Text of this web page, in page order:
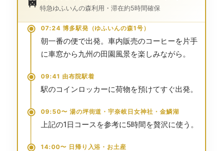
特急ゆふいんの森利用・滞在約5時間確保
07:24 博多駅発（ゆふいんの森1号）
朝一番の便で出発。車内販売のコーヒーを片手
に車窓から九州の田園風景を楽しみながら。
09:41 由布院駅着
駅のコインロッカーに荷物を預けてすぐ出発。
09:50〜 湯の坪街道・宇奈岐日女神社・金鱗湖
上記の1日コースを参考に5時間を贅沢に使う。
14:00〜 日帰り入浴・お土産